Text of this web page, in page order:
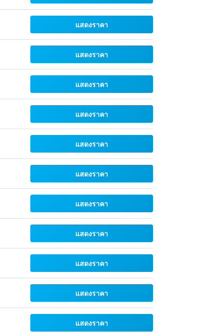
แสดงราคา
แสดงราคา
แสดงราคา
แสดงราคา
แสดงราคา
แสดงราคา
แสดงราคา
แสดงราคา
แสดงราคา
แสดงราคา
แสดงราคา